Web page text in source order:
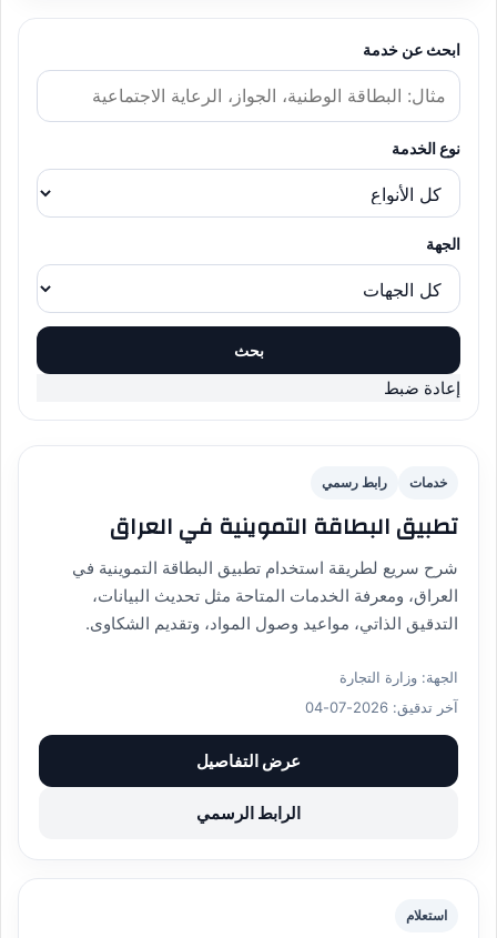
ابحث عن خدمة
نوع الخدمة
الجهة
بحث
إعادة ضبط
خدمات رابط رسمي
تطبيق البطاقة التموينية في العراق
شرح سريع لطريقة استخدام تطبيق البطاقة التموينية في
العراق، ومعرفة الخدمات المتاحة مثل تحديث البيانات،
التدقيق الذاتي، مواعيد وصول المواد، وتقديم الشكاوى.
الجهة: وزارة التجارة
آخر تدقيق: 2026-07-04
عرض التفاصيل
الرابط الرسمي
استعلام